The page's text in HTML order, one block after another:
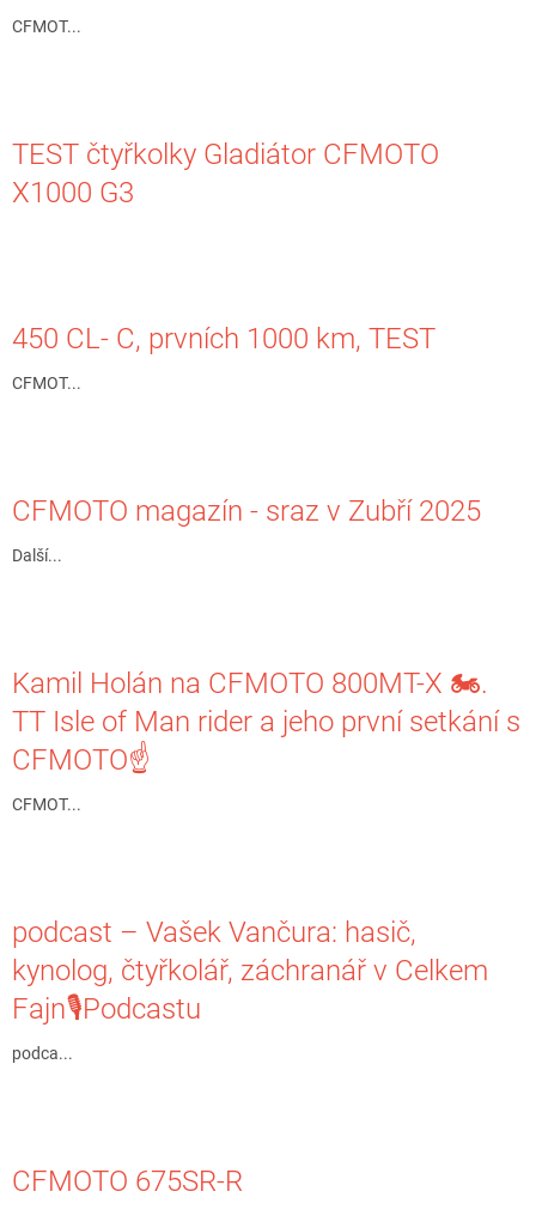
CFMOT...
TEST čtyřkolky Gladiátor CFMOTO
X1000 G3
450 CL- C, prvních 1000 km, TEST
CFMOT...
CFMOTO magazín - sraz v Zubří 2025
Další...
Kamil Holán na CFMOTO 800MT-X 🏍.
TT Isle of Man rider a jeho první setkání s
CFMOTO☝️
CFMOT...
podcast – Vašek Vančura: hasič,
kynolog, čtyřkolář, záchranář v Celkem
Fajn🎙️Podcastu
podca...
CFMOTO 675SR-R